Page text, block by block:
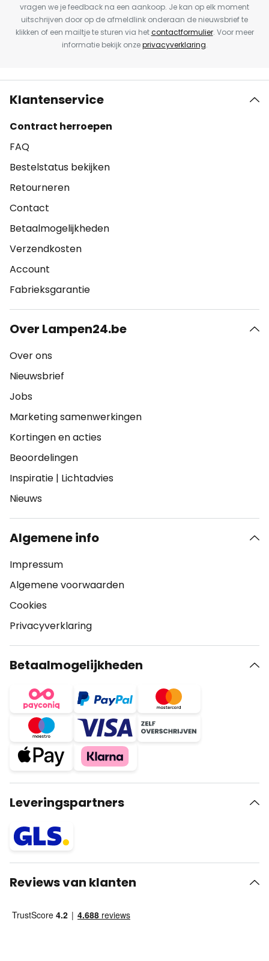
vragen we je feedback na een aankoop. Je kan op elk moment
uitschrijven door op de afmeldlink onderaan de nieuwsbrief te
klikken of een mailtje te sturen via hetcontactformulier. Voor meer
informatie bekijk onzeprivacyverklaring.
Klantenservice
Contract herroepen
FAQ
Bestelstatus bekijken
Retourneren
Contact
Betaalmogelijkheden
Verzendkosten
Account
Fabrieksgarantie
Over Lampen24.be
Over ons
Nieuwsbrief
Jobs
Marketing samenwerkingen
Kortingen en acties
Beoordelingen
Inspiratie | Lichtadvies
Nieuws
Algemene info
Impressum
Algemene voorwaarden
Cookies
Privacyverklaring
Betaalmogelijkheden
Leveringspartners
Reviews van klanten